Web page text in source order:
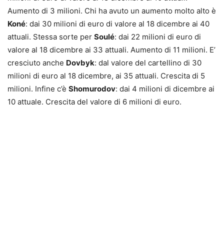
Aumento di 3 milioni. Chi ha avuto un aumento molto alto è
Koné: dai 30 milioni di euro di valore al 18 dicembre ai 40
attuali. Stessa sorte per Soulé: dai 22 milioni di euro di
valore al 18 dicembre ai 33 attuali. Aumento di 11 milioni. E’
cresciuto anche Dovbyk: dal valore del cartellino di 30
milioni di euro al 18 dicembre, ai 35 attuali. Crescita di 5
milioni. Infine c’è Shomurodov: dai 4 milioni di dicembre ai
10 attuale. Crescita del valore di 6 milioni di euro.